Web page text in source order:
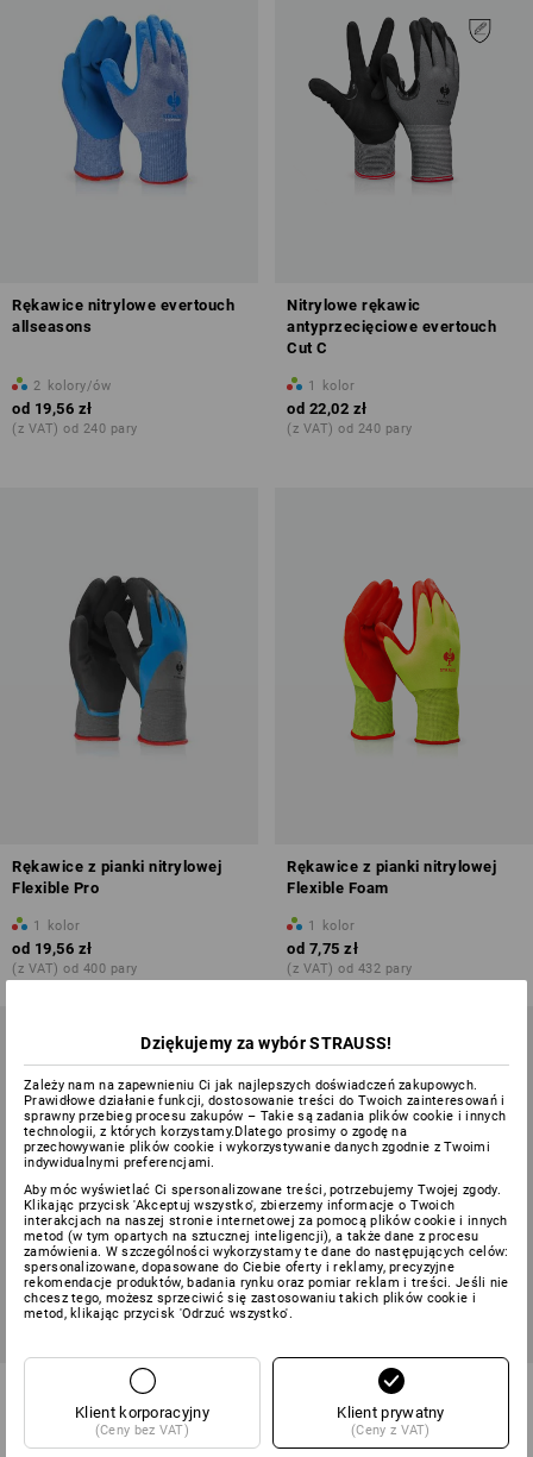
Rękawice nitrylowe evertouch
allseasons
2 kolory/ów
od 19,56 zł
(z VAT) od 240 pary
Nitrylowe rękawic
antyprzecięciowe evertouch
Cut C
1 kolor
od 22,02 zł
(z VAT) od 240 pary
Rękawice z pianki nitrylowej
Flexible Pro
1 kolor
od 19,56 zł
(z VAT) od 400 pary
Rękawice z pianki nitrylowej
Flexible Foam
1 kolor
od 7,75 zł
(z VAT) od 432 pary
Nitryl. rękawic antyprzec.
evertouch Cut C Food
1 kolor
e.s. Rękawice nitrylowe
VibraSafe
1 kolor
Dziękujemy za wybór STRAUSS!
Zależy nam na zapewnieniu Ci jak najlepszych doświadczeń zakupowych.
Prawidłowe działanie funkcji, dostosowanie treści do Twoich zainteresowań i
sprawny przebieg procesu zakupów – Takie są zadania plików cookie i innych
technologii, z których korzystamy.Dlatego prosimy o zgodę na
przechowywanie plików cookie i wykorzystywanie danych zgodnie z Twoimi
indywidualnymi preferencjami.
Aby móc wyświetlać Ci spersonalizowane treści, potrzebujemy Twojej zgody.
Klikając przycisk 'Akceptuj wszystko', zbierzemy informacje o Twoich
interakcjach na naszej stronie internetowej za pomocą plików cookie i innych
metod (w tym opartych na sztucznej inteligencji), a także dane z procesu
zamówienia. W szczególności wykorzystamy te dane do następujących celów:
spersonalizowane, dopasowane do Ciebie oferty i reklamy, precyzyjne
rekomendacje produktów, badania rynku oraz pomiar reklam i treści. Jeśli nie
chcesz tego, możesz sprzeciwić się zastosowaniu takich plików cookie i
metod, klikając przycisk 'Odrzuć wszystko'.
Klient korporacyjny
(Ceny bez VAT)
Klient prywatny
(Ceny z VAT)